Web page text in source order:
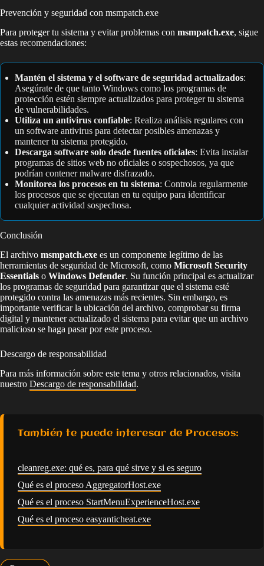
Prevención y seguridad con msmpatch.exe
Para proteger tu sistema y evitar problemas con msmpatch.exe, sigue
estas recomendaciones:
Mantén el sistema y el software de seguridad actualizados:
Asegúrate de que tanto Windows como los programas de
protección estén siempre actualizados para proteger tu sistema
de vulnerabilidades.
Utiliza un antivirus confiable: Realiza análisis regulares con
un software antivirus para detectar posibles amenazas y
mantener tu sistema protegido.
Descarga software solo desde fuentes oficiales: Evita instalar
programas de sitios web no oficiales o sospechosos, ya que
podrían contener malware disfrazado.
Monitorea los procesos en tu sistema: Controla regularmente
los procesos que se ejecutan en tu equipo para identificar
cualquier actividad sospechosa.
Conclusión
El archivo msmpatch.exe es un componente legítimo de las
herramientas de seguridad de Microsoft, como Microsoft Security
Essentials o Windows Defender. Su función principal es actualizar
los programas de seguridad para garantizar que el sistema esté
protegido contra las amenazas más recientes. Sin embargo, es
importante verificar la ubicación del archivo, comprobar su firma
digital y mantener actualizado el sistema para evitar que un archivo
malicioso se haga pasar por este proceso.
Descargo de responsabilidad
Para más información sobre este tema y otros relacionados, visita
nuestro Descargo de responsabilidad.
También te puede interesar de Procesos:
cleanreg.exe: qué es, para qué sirve y si es seguro
Qué es el proceso AggregatorHost.exe
Qué es el proceso StartMenuExperienceHost.exe
Qué es el proceso easyanticheat.exe